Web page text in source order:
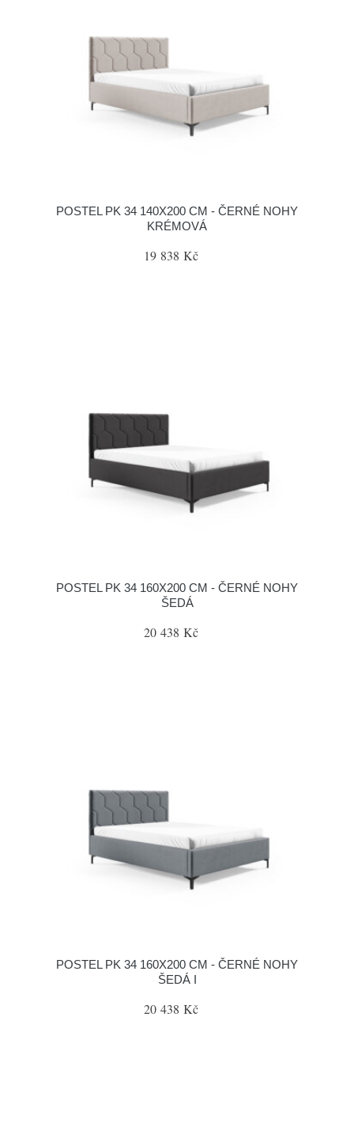
POSTEL PK 34 140X200 CM - ČERNÉ NOHY
KRÉMOVÁ
19 838 Kč
POSTEL PK 34 160X200 CM - ČERNÉ NOHY
ŠEDÁ
20 438 Kč
POSTEL PK 34 160X200 CM - ČERNÉ NOHY
ŠEDÁ I
20 438 Kč